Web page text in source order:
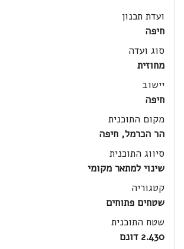
ועדת תכנון
חיפה
סוג ועדה
מחוזית
יישוב
חיפה
מקום התוכנית
הר הכרמל, חיפה
סיווג התוכנית
שינוי למתאר מקומי
קטגוריה
שטחים פתוחים
שטח התוכנית
2.430 דונם